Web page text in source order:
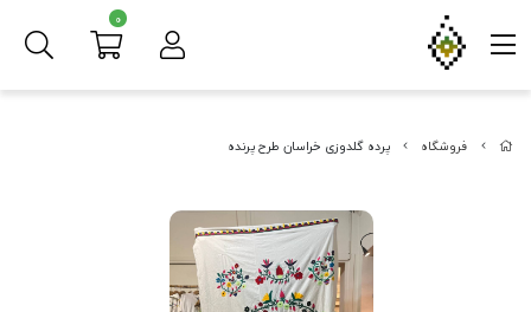
فروشگاه پرده گلدوزی خراسان طرح پرنده
0